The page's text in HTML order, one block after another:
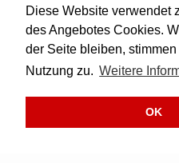
Diese Website verwendet
des Angebotes Cookies.
der Seite bleiben,
Nutzung zu. Weitere
OK
Besuchen Sie